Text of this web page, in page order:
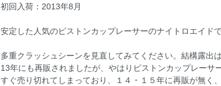
初回入荷：2013年8月
安定した人気のピストンカップレーサーのナイトロエイドで
多重クラッシュシーンを見直してみてください。結構露出
13年にも再販されましたが、やはりピストンカップレーサ
すぐ売り切れてしまっており、１４・１５年に再販が無く